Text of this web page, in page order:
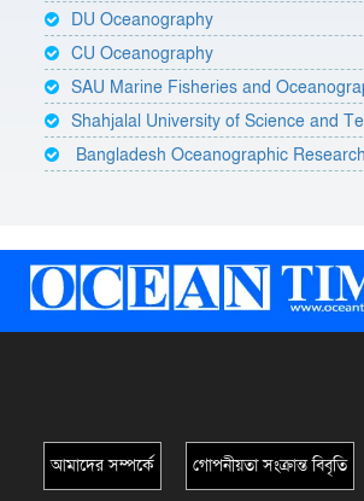
DU Oceanography
CU Oceanography
SAU Marine Fisheries and
Shahjalal University of Science and
Bangladesh Oceanographic
আমাদের সম্পর্কে গোপনীয়তা সংক্রান্ত বিবৃতি